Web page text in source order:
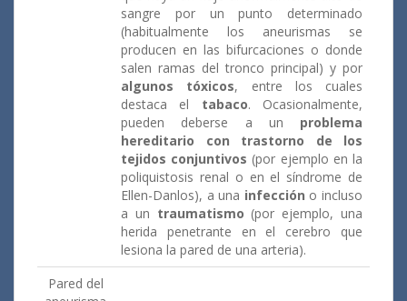
sangre por un punto determinado
(habitualmente los aneurismas se
producen en las bifurcaciones o donde
salen ramas del tronco principal) y por
algunos tóxicos, entre los cuales
destaca el tabaco. Ocasionalmente,
pueden deberse a un problema
hereditario con trastorno de los
tejidos conjuntivos (por ejemplo en la
poliquistosis renal o en el síndrome de
Ellen-Danlos), a una infección o incluso
a un traumatismo (por ejemplo, una
herida penetrante en el cerebro que
lesiona la pared de una arteria).
Pared del